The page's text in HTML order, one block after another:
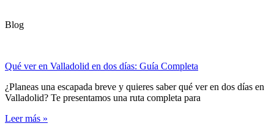
Blog
Qué ver en Valladolid en dos días: Guía Completa
¿Planeas una escapada breve y quieres saber qué ver en dos días en
Valladolid? Te presentamos una ruta completa para
Leer más »